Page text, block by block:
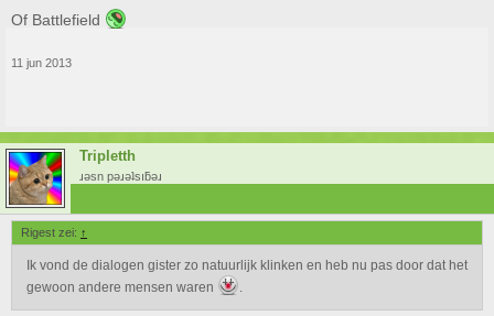
Of Battlefield
11 jun 2013
Tripletth
ɹǝsn pǝɹǝʇsıƃǝɹ
Rigest zei: ↑
Ik vond de dialogen gister zo natuurlijk klinken en heb nu pas door dat het
gewoon andere mensen waren
.